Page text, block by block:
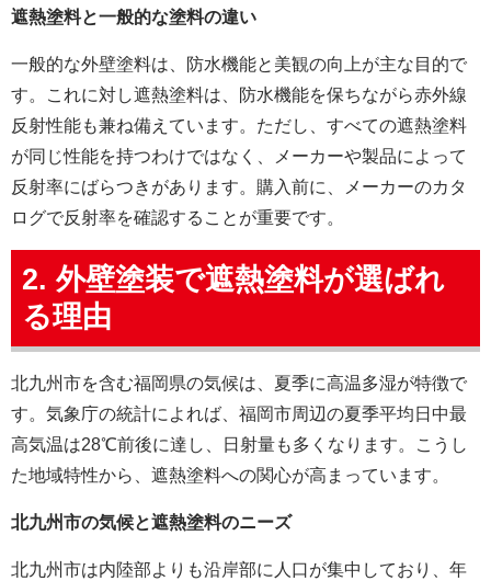
遮熱塗料と一般的な塗料の違い
一般的な外壁塗料は、防水機能と美観の向上が主な目的で
す。これに対し遮熱塗料は、防水機能を保ちながら赤外線
反射性能も兼ね備えています。ただし、すべての遮熱塗料
が同じ性能を持つわけではなく、メーカーや製品によって
反射率にばらつきがあります。購入前に、メーカーのカタ
ログで反射率を確認することが重要です。
2. 外壁塗装で遮熱塗料が選ばれ
る理由
北九州市を含む福岡県の気候は、夏季に高温多湿が特徴で
す。気象庁の統計によれば、福岡市周辺の夏季平均日中最
高気温は28℃前後に達し、日射量も多くなります。こうし
た地域特性から、遮熱塗料への関心が高まっています。
北九州市の気候と遮熱塗料のニーズ
北九州市は内陸部よりも沿岸部に人口が集中しており、年